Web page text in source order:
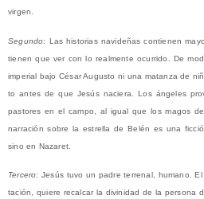
virgen.
Segun­do: Las his­to­rias navi­de­ñas con­tie­nen
tie­nen que ver con lo real­men­te ocu­rri­do. De
impe­rial bajo César Augus­to ni una matan­za de
to antes de que Jesús nacie­ra. Los ánge­les
pas­to­res en el cam­po, al igual que los magos
narra­ción sobre la estre­lla de Belén es una
sino en Nazaret.
Ter­ce­ro: Jesús tuvo un padre terre­nal, humano.
ta­ción, quie­re recal­car la divi­ni­dad de la per­so­na